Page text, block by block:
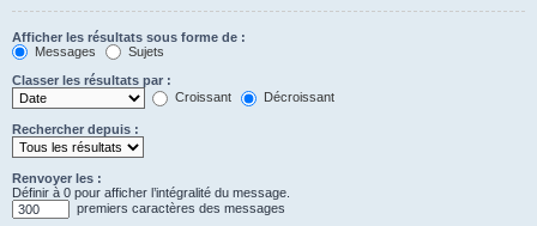
Afficher les résultats sous forme de :
Messages
Sujets
Classer les résultats par :
Croissant
Décroissant
Rechercher depuis :
Renvoyer les :
Définir à 0 pour afficher l’intégralité du message.
premiers caractères des messages